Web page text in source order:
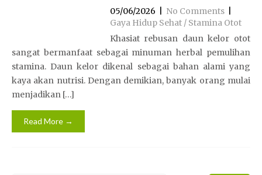
05/06/2026 No Comments
Gaya Hidup Sehat / Stamina Otot
Khasiat rebusan daun kelor otot
sangat bermanfaat sebagai minuman herbal pemulihan
stamina. Daun kelor dikenal sebagai bahan alami yang
kaya akan nutrisi. Dengan demikian, banyak orang mulai
menjadikan […]
Read More →